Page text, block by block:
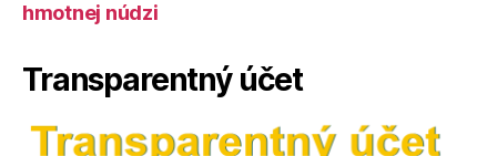
hmotnej núdzi
Transparentný účet